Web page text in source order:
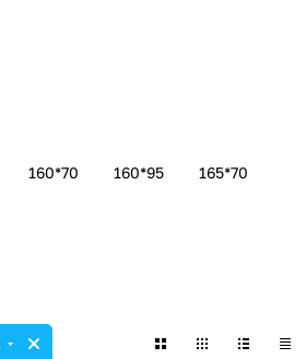
160*70 160*95 165*70